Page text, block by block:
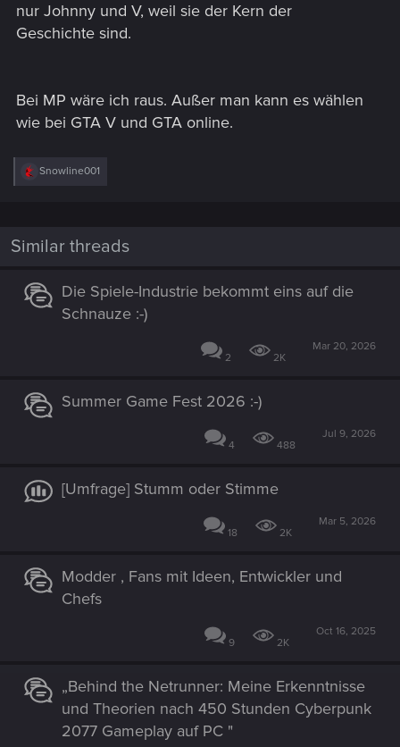
nur Johnny und V, weil sie der Kern der
Geschichte sind.
Bei MP wäre ich raus. Außer man kann es wählen
wie bei GTA V und GTA online.
R
i
o
s
:
Snowline001
Similar threads
Die Spiele-Industrie bekommt eins auf die
Schnauze :-)
2 2K
Mar 20, 2026
Summer Game Fest 2026 :-)
4 488
Jul 9, 2026
[Umfrage] Stumm oder Stimme
18 2K
Mar 5, 2026
Modder , Fans mit Ideen, Entwickler und
Chefs
9 2K
Oct 16, 2025
„Behind the Netrunner: Meine Erkenntnisse
und Theorien nach 450 Stunden Cyberpunk
2077 Gameplay auf PC "